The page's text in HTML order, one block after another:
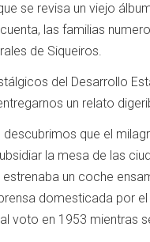
se revisa un viejo
las familias
de Siqueiros.
del Desarrollo
un relato
que el
la mesa de las
un coche
domesticada por
en 1953 mientras